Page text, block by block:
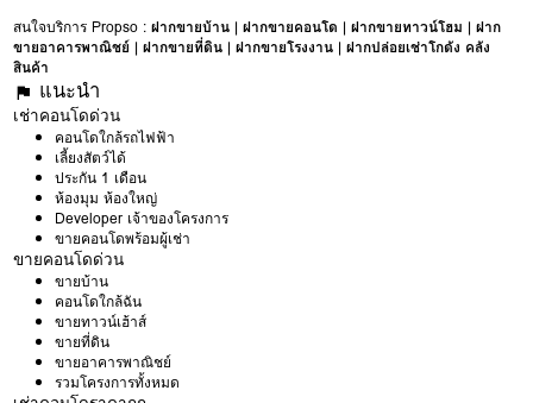
สนใจบริการ Propso :ฝากขายบ้าน |ฝากขายคอนโด |ฝากขายทาวน์โฮม |ฝาก
ขายอาคารพาณิชย์ |ฝากขายที่ดิน |ฝากขายโรงงาน |ฝากปล่อยเช่าโกดัง คลัง
สินค้า
แนะนำ
เช่าคอนโดด่วน
คอนโดใกล้รถไฟฟ้า
เลี้ยงสัตว์ได้
ประกัน 1 เดือน
ห้องมุม ห้องใหญ่
Developer เจ้าของโครงการ
ขายคอนโดพร้อมผู้เช่า
ขายคอนโดด่วน
ขายบ้าน
คอนโดใกล้ฉัน
ขายทาวน์เฮ้าส์
ขายที่ดิน
ขายอาคารพาณิชย์
รวมโครงการทั้งหมด